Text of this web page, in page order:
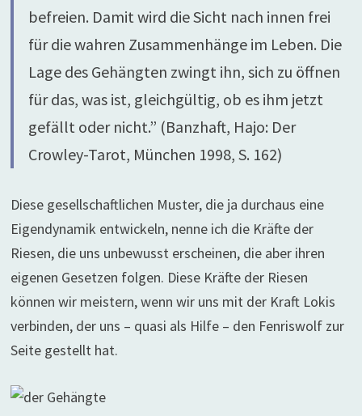
befreien. Damit wird die Sicht nach innen frei
für die wahren Zusammenhänge im Leben. Die
Lage des Gehängten zwingt ihn, sich zu öffnen
für das, was ist, gleichgültig, ob es ihm jetzt
gefällt oder nicht.” (Banzhaft, Hajo: Der
Crowley-Tarot, München 1998, S. 162)
Diese gesellschaftlichen Muster, die ja durchaus eine
Eigendynamik entwickeln, nenne ich die Kräfte der
Riesen, die uns unbewusst erscheinen, die aber ihren
eigenen Gesetzen folgen. Diese Kräfte der Riesen
können wir meistern, wenn wir uns mit der Kraft Lokis
verbinden, der uns – quasi als Hilfe – den Fenriswolf zur
Seite gestellt hat.